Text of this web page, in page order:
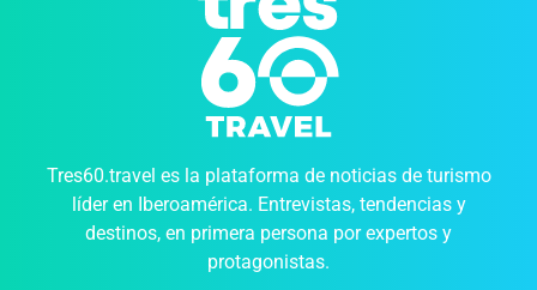
Tres60.travel es la plataforma de noticias de turismo
líder en Iberoamérica. Entrevistas, tendencias y
destinos, en primera persona por expertos y
protagonistas.